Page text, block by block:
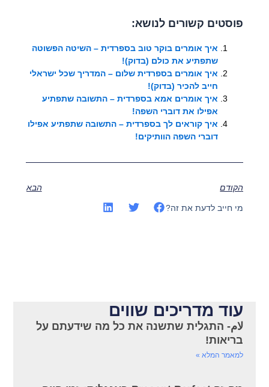
פוסטים קשורים לנושא:
איך אומרים בוקר טוב בספרדית – השיטה הפשוטה
שתפתיע את כולם (בדוק)!
איך אומרים בספרדית שלום – המדריך שכל ישראלי
חייב להכיר (בדוק)!
איך אומרים אמא בספרדית – התשובה שתפתיע
אפילו את דוברי השפה!
איך קוראים לך בספרדית – התשובה שתפתיע אפילו
דוברי השפה הוותיקים!
הקודם הבא
מי חייב לדעת את זה?
עוד מדריכים שווים
لام- התגלית שתשנה את כל מה שידעתם על
בריאות!
למאמר המלא »